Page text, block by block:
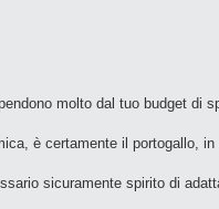
molto dal tuo budget di
è certamente il portogallo,
sicuramente spirito di